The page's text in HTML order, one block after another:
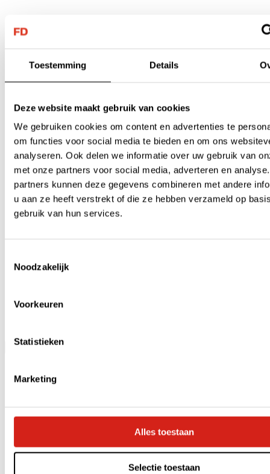
Toestemming Details
Deze website maakt gebruik van cookies
We gebruiken cookies om content en advertenties te
om functies voor social media te bieden en om ons
analyseren. Ook delen we informatie over uw gebruik van
met onze partners voor social media, adverteren en
partners kunnen deze gegevens combineren met andere
u aan ze heeft verstrekt of die ze hebben verzameld op
gebruik van hun services.
Noodzakelijk
Voorkeuren
Statistieken
Marketing
Alles toestaan
Selectie toestaan
Menu